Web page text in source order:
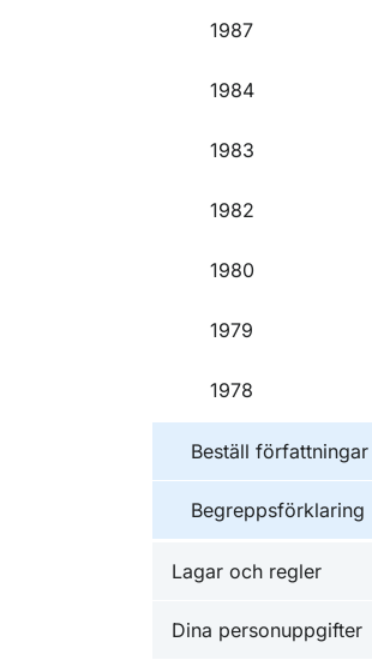
1987
1984
1983
1982
1980
1979
1978
Beställ författningar
Begreppsförklaring
Lagar och regler
Dina personuppgifter